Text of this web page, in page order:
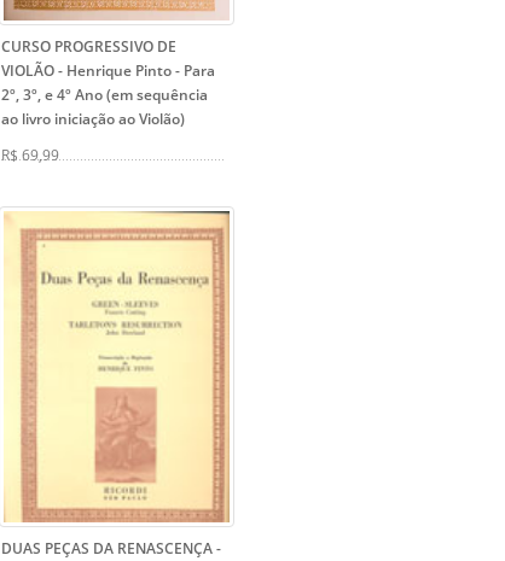
CURSO PROGRESSIVO DE
VIOLÃO - Henrique Pinto- Para
2º, 3º, e 4º Ano (em sequência
ao livro iniciação ao Violão)
R$ 69,99
DUAS PEÇAS DA RENASCENÇA-